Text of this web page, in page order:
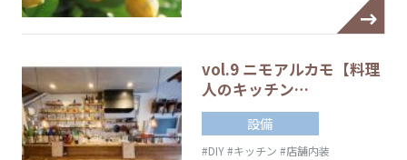
vol.9 ニモアルカモ【料理
人のキッチン…
設備
#DIY#キッチン #店舗内装